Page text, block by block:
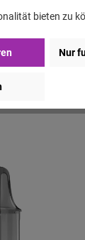
Grund
Farbe,
und
bieten zu
Nur